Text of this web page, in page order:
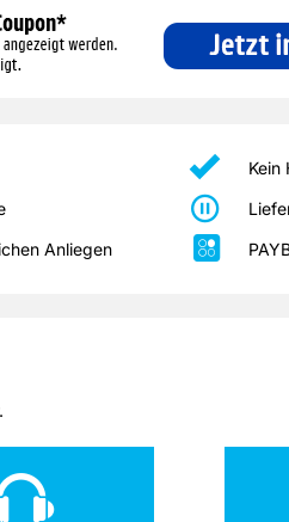
Trends auf dem
Laufenden. Lassen Sie
sich von spannenden
Kein
Anliegen